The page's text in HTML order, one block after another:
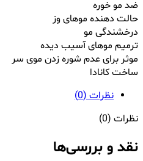
ضد مو خوره
حالت دهنده موهای وز
درخشندگی مو
ترمیم موهای آسیب دیده
موثر برای عدم شوره زدن موی سر
ساخت کانادا
نظرات (0)
نظرات (0)
نقد و بررسی‌ها